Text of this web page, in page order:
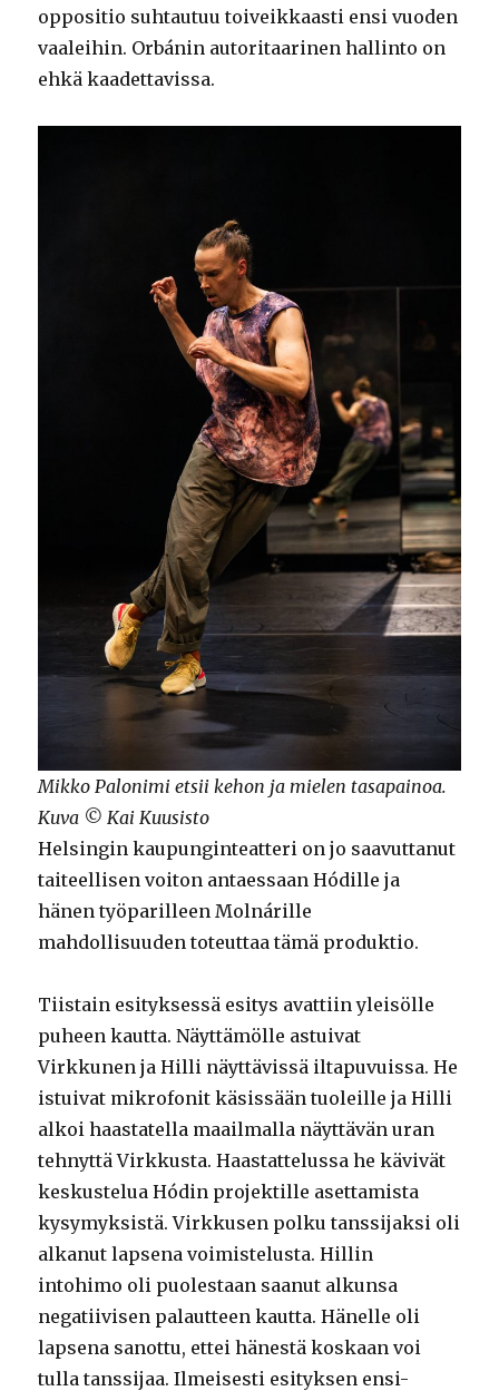
oppositio suhtautuu toiveikkaasti ensi vuoden
vaaleihin. Orbánin autoritaarinen hallinto on
ehkä kaadettavissa.
Mikko Palonimi etsii kehon ja mielen tasapainoa.
Kuva © Kai Kuusisto
Helsingin kaupunginteatteri on jo saavuttanut
taiteellisen voiton antaessaan Hódille ja
hänen työparilleen Molnárille
mahdollisuuden toteuttaa tämä produktio.
Tiistain esityksessä esitys avattiin yleisölle
puheen kautta. Näyttämölle astuivat
Virkkunen ja Hilli näyttävissä iltapuvuissa. He
istuivat mikrofonit käsissään tuoleille ja Hilli
alkoi haastatella maailmalla näyttävän uran
tehnyttä Virkkusta. Haastattelussa he kävivät
keskustelua Hódin projektille asettamista
kysymyksistä. Virkkusen polku tanssijaksi oli
alkanut lapsena voimistelusta. Hillin
intohimo oli puolestaan saanut alkunsa
negatiivisen palautteen kautta. Hänelle oli
lapsena sanottu, ettei hänestä koskaan voi
tulla tanssijaa. Ilmeisesti esityksen ensi-